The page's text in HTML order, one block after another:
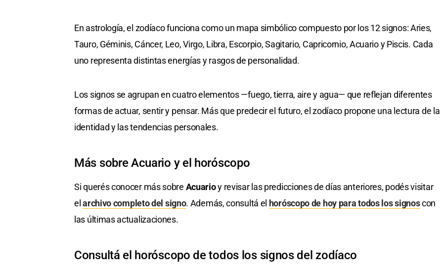
En astrología, el zodíaco funciona como un mapa simbólico compuesto por los 12 signos: Aries,
Tauro, Géminis, Cáncer, Leo, Virgo, Libra, Escorpio, Sagitario, Capricornio, Acuario y Piscis. Cada
uno representa distintas energías y rasgos de personalidad.
Los signos se agrupan en cuatro elementos —fuego, tierra, aire y agua— que reflejan diferentes
formas de actuar, sentir y pensar. Más que predecir el futuro, el zodíaco propone una lectura de la
identidad y las tendencias personales.
Más sobre Acuario y el horóscopo
Si querés conocer más sobre Acuarioy revisar las predicciones de días anteriores, podés visitar
elarchivo completo del signo. Además, consultá el horóscopo de hoy para todos los signoscon
las últimas actualizaciones.
Consultá el horóscopo de todos los signos del zodíaco